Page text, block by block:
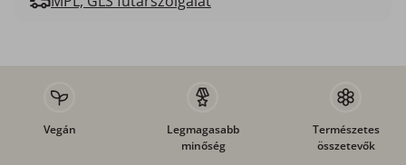
Vegán
Legmagasabb
minőség
Természetes
összetevők